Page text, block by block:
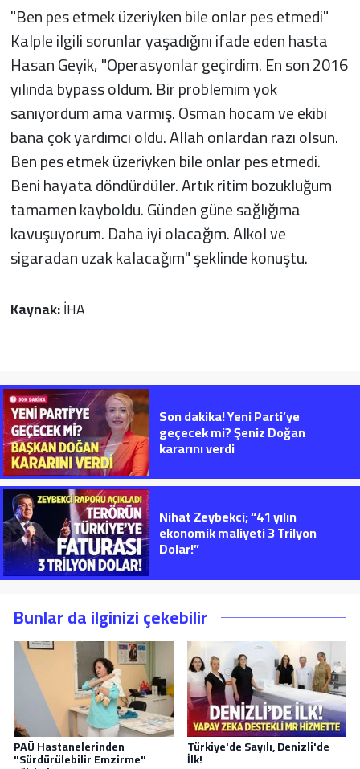
"Ben pes etmek üzeriyken bile onlar pes etmedi"
Kalple ilgili sorunlar yaşadığını ifade eden hasta
Hasan Geyik, "Operasyonlar geçirdim. En son 2016
yılında bypass oldum. Bir problemim yok
sanıyordum ama varmış. Osman hocam ve ekibi
bana çok yardımcı oldu. Allah onlardan razı olsun.
Ben pes etmek üzeriyken bile onlar pes etmedi.
Beni hayata döndürdüler. Artık ritim bozukluğum
tamamen kayboldu. Günden güne sağlığıma
kavuşuyorum. Daha iyi olacağım. Alkol ve
sigaradan uzak kalacağım" şeklinde konuştu.
Kaynak:İHA
Son dakika! Yeni Parti’ye
geçecek mi? Şeniz Doğan
kararını verdi
Nihat Zeybekci; “41 yılın
ekonomik maliyeti 3 Trilyon
Dolar!”
Bunlar da ilginizi çekebilir
PAÜ Hastanelerinden
"Sürdürülebilir Emzirme"
Türkiye'de Sayılı, Denizli'de
İlk!